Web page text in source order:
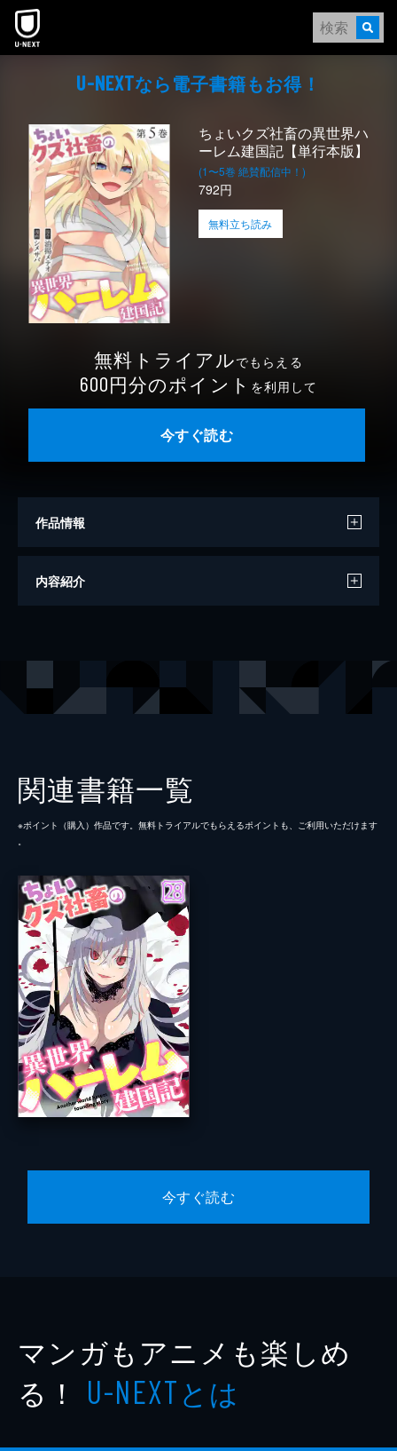
本文へスキップ
U-NEXTなら電⼦書籍もお得！
ちょいクズ社畜の異世界ハ
ーレム建国記【単行本版】
(1〜5巻 絶賛配信中！)
792円
無料立ち読み
無料トライアルでもらえる
600円分のポイント を利用して
今すぐ読む
作品情報
原作
レーベル GG-COMICS
内容紹介
関連書籍一覧
※ポイント（購⼊）作品です。無料トライアルでもらえるポイントも、ご利⽤いただけます
。
今すぐ読む
マンガもアニメも楽しめ
る！ U-NEXTとは